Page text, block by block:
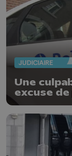
JUDICIAIRE
Une
excuse
contre